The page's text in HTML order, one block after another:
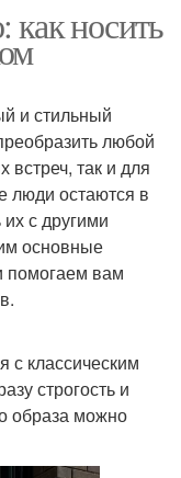
как носить
и стильный
любой
встреч, так и для
люди остаются в
с другими
основные
помогаем вам
с классическим
строгость и
образа можно